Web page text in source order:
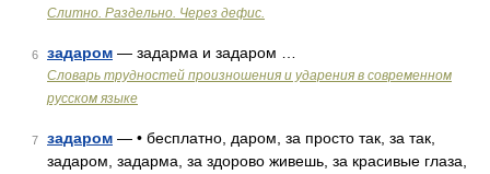
Слитно. Раздельно. Через дефис.
6 задаром — задарма и задаром …
Словарь трудностей произношения и ударения в современном
русском языке
7 задаром — • бесплатно, даром, за просто так, за так,
задаром, задарма, за здорово живешь, за красивые глаза,